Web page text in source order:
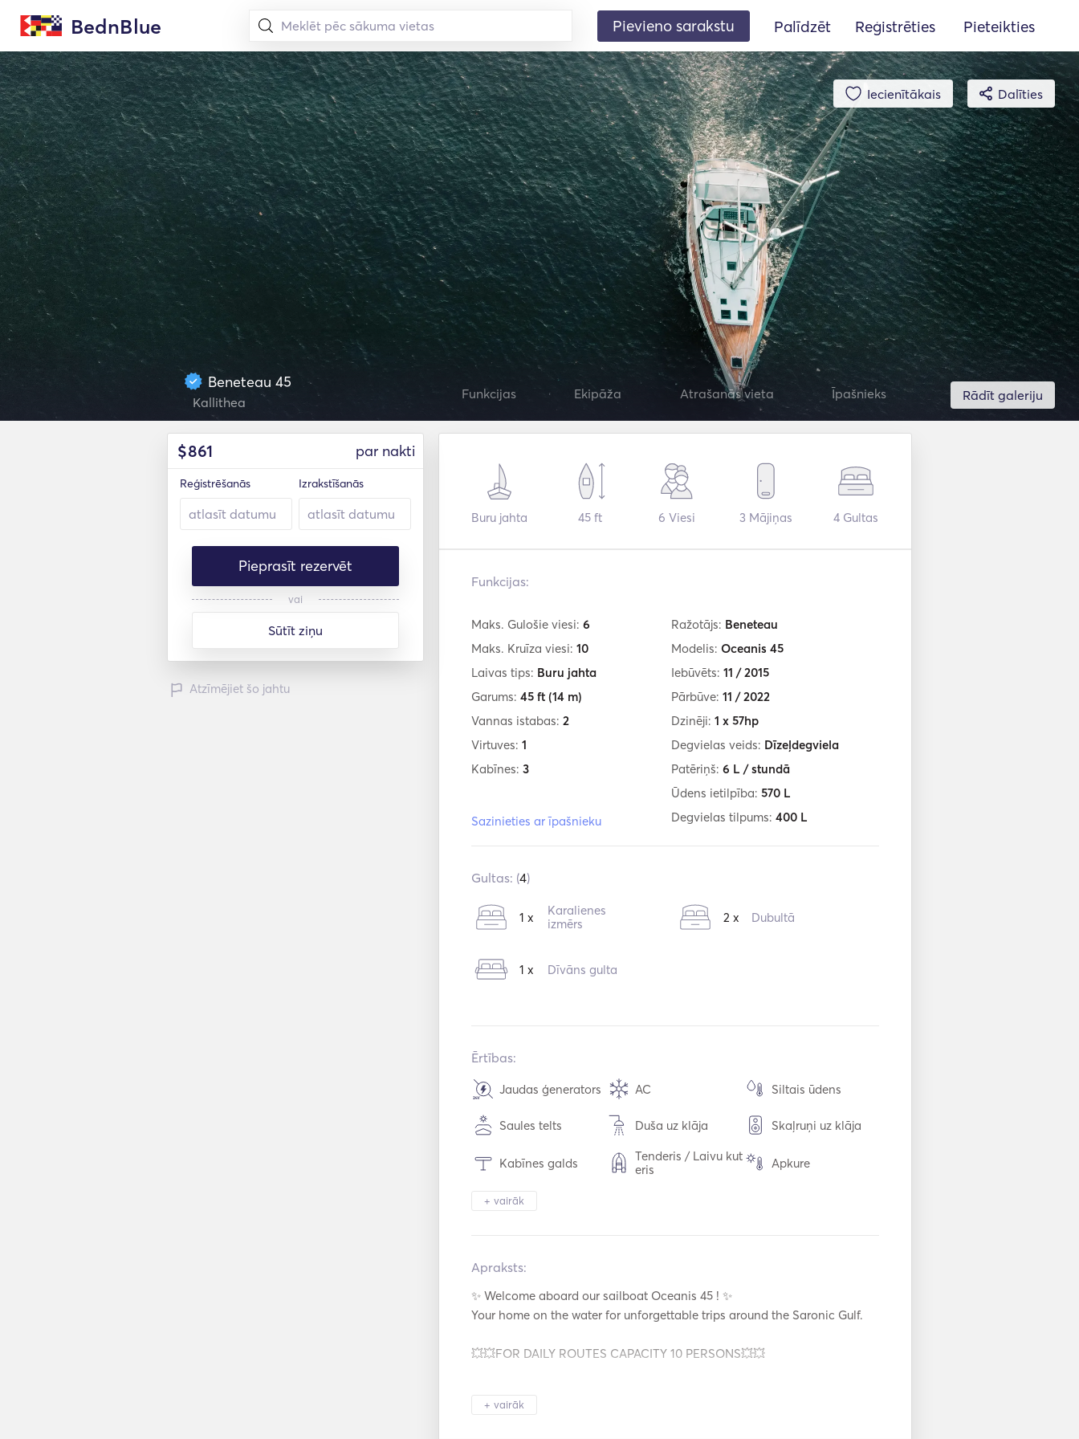
BednBlue Pievieno sarakstu Palīdzēt Reģistrēties Pieteikties
Iecienītākais Dalīties
Rādīt galeriju
Beneteau 45
Kallithea
Funkcijas Ekipāža Atrašanās vieta Īpašnieks
$861 par nakti
Reģistrēšanās Izrakstīšanās
Pieprasīt rezervēt
vai
Sūtīt ziņu
Atzīmējiet šo jahtu
Buru jahta 45 ft 6 Viesi 3 Mājiņas 4Gultas
Funkcijas:
Maks. Gulošie viesi: 6
Maks. Kruīza viesi: 10
Laivas tips: Buru jahta
Garums: 45 ft (14 m)
Vannas istabas: 2
Virtuves: 1
Kabīnes: 3
Sazinieties ar īpašnieku
Ražotājs: Beneteau
Modelis: Oceanis 45
Iebūvēts: 11 / 2015
Pārbūve: 11 / 2022
Dzinēji: 1 x 57hp
Degvielas veids: Dīzeļdegviela
Patēriņš: 6 L / stundā
Ūdens ietilpība: 570 L
Degvielas tilpums: 400 L
Gultas: (4)
1 x
Karalienes
izmērs
2 x Dubultā
1 x Dīvāns gulta
Ērtības:
Jaudas ģenerators AC Siltais ūdens
Saules telts Duša uz klāja Skaļruņi uz klāja
Kabīnes galds
Tenderis / Laivu kut
eris
Apkure
Binoklis
Cepeškrāsns
Karstās plātnes WiFi Saules paneļi
Jaudas invertors
es / Donuts
+ vairāk
Apraksts:
✨ Welcome aboard our sailboat Oceanis 45 ! ✨
Your home on the water for unforgettable trips around the Saronic Gulf.
💥💥FOR DAILY ROUTES CAPACITY 10 PERSONS💥💥
⛵ 3 cozy cabins.
+ vairāk